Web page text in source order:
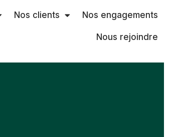
Nos clients Nos engagements
Nous rejoindre